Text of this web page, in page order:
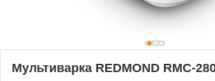
Мультиварка REDMOND RMC-